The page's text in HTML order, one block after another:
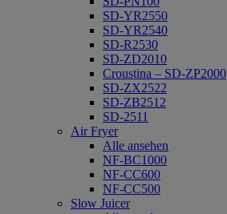
SD-YR2550
SD-YR2540
SD-R2530
SD-ZD2010
Croustina – SD-ZP2000
SD-ZX2522
SD-ZB2512
SD-2511
Air Fryer
Alle ansehen
NF-BC1000
NF-CC600
NF-CC500
Slow Juicer